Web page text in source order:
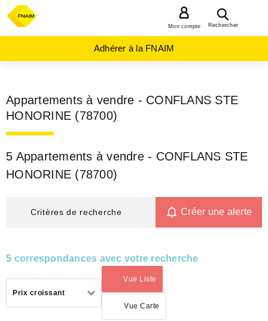
Rechercher
Mon compte
Adhérer à la FNAIM
Appartements à vendre - CONFLANS STE
HONORINE (78700)
5 Appartements à vendre - CONFLANS STE
HONORINE (78700)
Critères de recherche Créer une alerte
5 correspondances avec votre recherche
Prix croissant
Vue Liste
(activé)
Vue Carte